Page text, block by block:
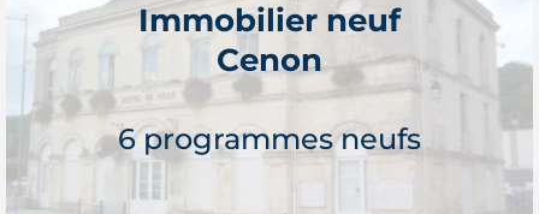
Je découvre
Immobilier neuf
Cenon
6 programmes neufs